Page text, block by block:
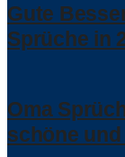
Gute
Sprüche in
Oma
schöne